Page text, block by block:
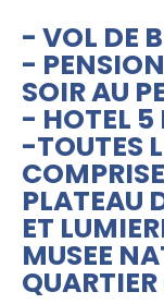
- VOL DE
-
SOIR AU
- HOTEL 5
-TOUTES
PLATEAU
ET
MUSEE